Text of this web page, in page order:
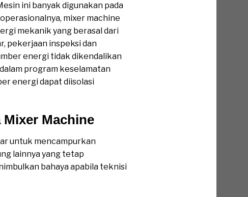
ini banyak digunakan pada
mixer machine
mekanik yang berasal dari
pekerjaan inspeksi dan
energi tidak dikendalikan
program keselamatan
energi dapat diisolasi
Machine
untuk mencampurkan
lainnya yang tetap
bahaya apabila teknisi